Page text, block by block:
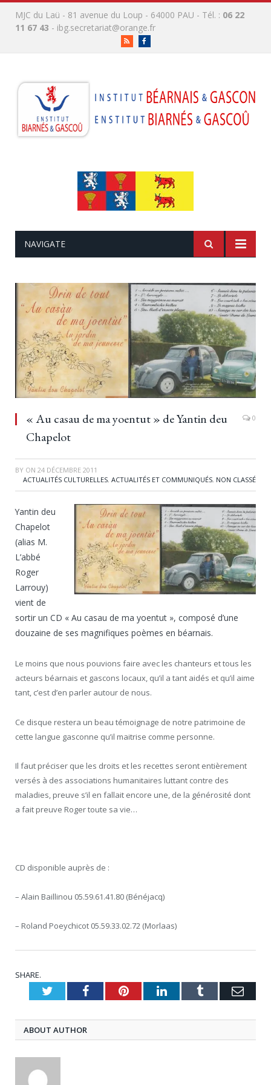
MJC du Laü - 81 avenue du Loup - 64000 PAU - Tél. : 06 22
11 67 43 - ibg.secretariat@orange.fr
RSS
NAVIGATE
« Au casau de ma yoentut » de Yantin deu
Chapelot
0
BY ON 24 DÉCEMBRE 2011
ACTUALITÉS CULTURELLES, ACTUALITÉS ET COMMUNIQUÉS, NON CLASSÉ
Yantin deu
Chapelot
(alias M.
L’abbé
Roger
Larrouy)
vient de
sortir un CD « Au casau de ma yoentut », composé d’une
douzaine de ses magnifiques poèmes en béarnais.
Le moins que nous pouvions faire avec les chanteurs et tous les
acteurs béarnais et gascons locaux, qu’il a tant aidés et qu’il aime
tant, c’est d’en parler autour de nous.
Ce disque restera un beau témoignage de notre patrimoine de
cette langue gasconne qu’il maitrise comme personne.
Il faut préciser que les droits et les recettes seront entièrement
versés à des associations humanitaires luttant contre des
maladies, preuve s’il en fallait encore une, de la générosité dont
a fait preuve Roger toute sa vie…
CD disponible auprès de :
– Alain Baillinou 05.59.61.41.80 (Bénéjacq)
– Roland Poeychicot 05.59.33.02.72 (Morlaas)
SHARE.
TwitterFacebookPinterestLinkedInTumblr
ABOUT AUTHOR